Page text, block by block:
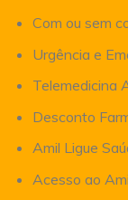
Com ou sem
Urgência e
Telemedicina
Desconto
Amil Ligue
Acesso ao